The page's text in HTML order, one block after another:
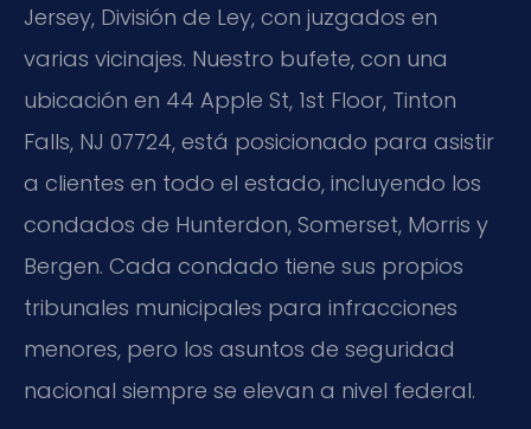
Jersey, División de Ley, con juzgados en
varias vicinajes. Nuestro bufete, con una
ubicación en 44 Apple St, 1st Floor, Tinton
Falls, NJ 07724, está posicionado para asistir
a clientes en todo el estado, incluyendo los
condados de Hunterdon, Somerset, Morris y
Bergen. Cada condado tiene sus propios
tribunales municipales para infracciones
menores, pero los asuntos de seguridad
nacional siempre se elevan a nivel federal.